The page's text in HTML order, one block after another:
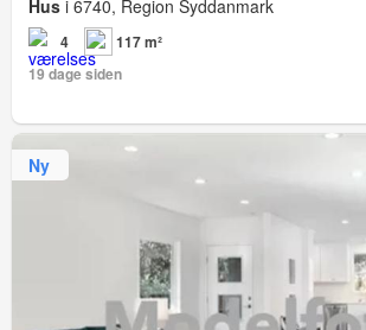
Hus i 6740, Region Syddanmark
4
117 m²
19 dage siden
Ny